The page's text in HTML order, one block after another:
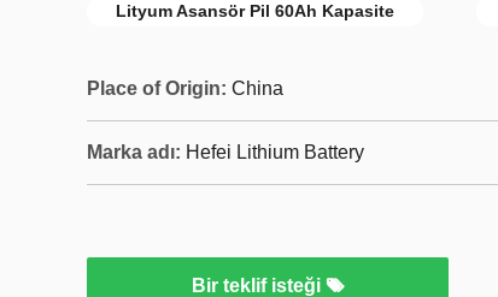
Lityum Asansör Pil 60Ah Kapasite
Place of Origin: China
Marka adı: Hefei Lithium Battery
Bir teklif isteği